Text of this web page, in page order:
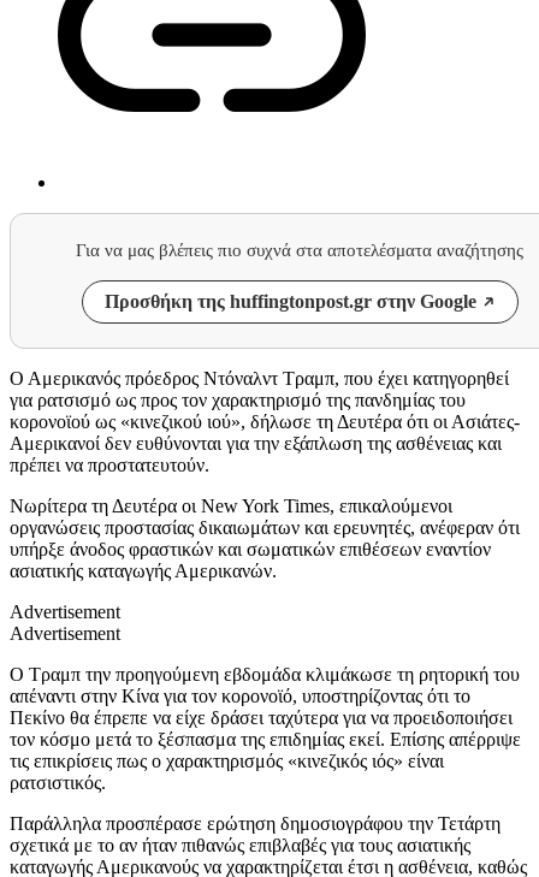
Για να μας βλέπεις πιο συχνά στα αποτελέσματα αναζήτησης
Προσθήκη της huffingtonpost.gr στην Google
Ο Αμερικανός πρόεδρος Ντόναλντ Τραμπ, που έχει κατηγορηθεί
για ρατσισμό ως προς τον χαρακτηρισμό της πανδημίας του
κορονοϊού ως «κινεζικού ιού», δήλωσε τη Δευτέρα ότι οι Ασιάτες-
Αμερικανοί δεν ευθύνονται για την εξάπλωση της ασθένειας και
πρέπει να προστατευτούν.
Νωρίτερα τη Δευτέρα οι New York Times, επικαλούμενοι
οργανώσεις προστασίας δικαιωμάτων και ερευνητές, ανέφεραν ότι
υπήρξε άνοδος φραστικών και σωματικών επιθέσεων εναντίον
ασιατικής καταγωγής Αμερικανών.
Advertisement
Advertisement
Ο Τραμπ την προηγούμενη εβδομάδα κλιμάκωσε τη ρητορική του
απέναντι στην Κίνα για τον κορονοϊό, υποστηρίζοντας ότι το
Πεκίνο θα έπρεπε να είχε δράσει ταχύτερα για να προειδοποιήσει
τον κόσμο μετά το ξέσπασμα της επιδημίας εκεί. Επίσης απέρριψε
τις επικρίσεις πως ο χαρακτηρισμός «κινεζικός ιός» είναι
ρατσιστικός.
Παράλληλα προσπέρασε ερώτηση δημοσιογράφου την Τετάρτη
σχετικά με το αν ήταν πιθανώς επιβλαβές για τους ασιατικής
καταγωγής Αμερικανούς να χαρακτηρίζεται έτσι η ασθένεια, καθώς